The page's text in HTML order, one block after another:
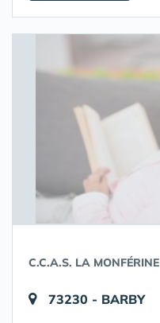
C.C.A.S. LA MONFÉRINE
73230 - BARBY